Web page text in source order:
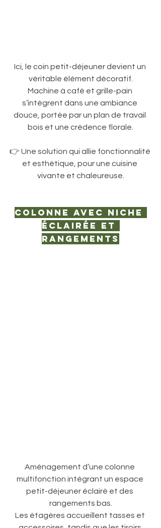
Ici, le coin petit-déjeuner devient un
véritable élément décoratif.
Machine à café et grille-pain
s’intègrent dans une ambiance
douce, portée par un plan de travail
bois et une crédence florale.
👉 Une solution qui allie fonctionnalité
et esthétique, pour une cuisine
vivante et chaleureuse.
Colonne avec niche
éclairée et
rangements
Aménagement d’une colonne
multifonction intégrant un espace
petit-déjeuner éclairé et des
rangements bas.
Les étagères accueillent tasses et